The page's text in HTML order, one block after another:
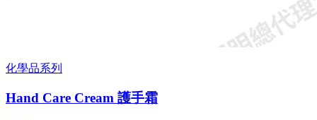
化學品系列
Hand Care Cream 護手霜